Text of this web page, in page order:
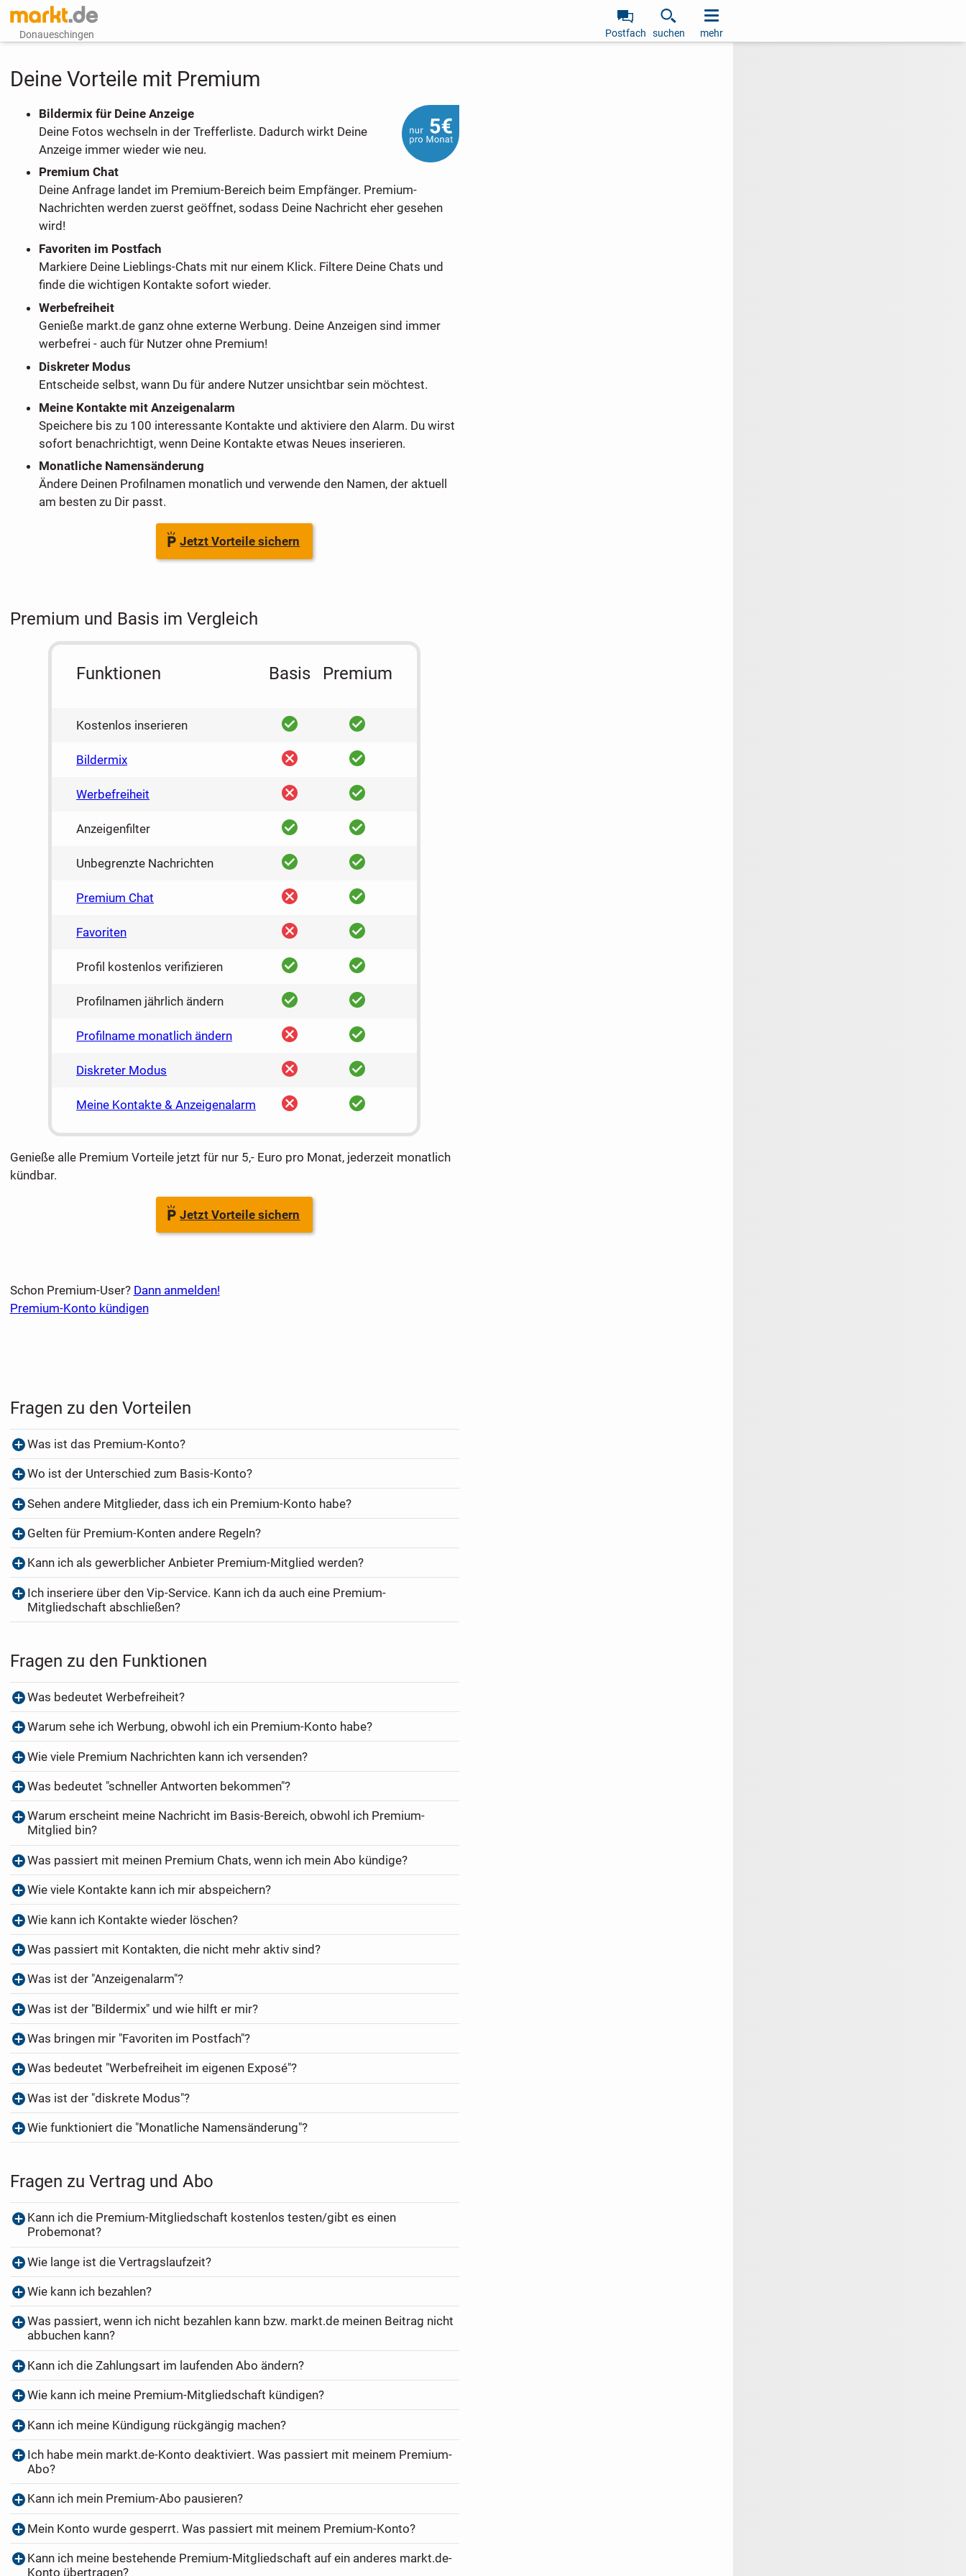
Donaueschingen Postfach suchen mehr
Deine Vorteile mit Premium
Bildermix für Deine Anzeige
Deine Fotos wechseln in der Trefferliste. Dadurch wirkt Deine
Anzeige immer wieder wie neu.
Premium Chat
Deine Anfrage landet im Premium-Bereich beim Empfänger. Premium-
Nachrichten werden zuerst geöffnet, sodass Deine Nachricht eher gesehen
wird!
Favoriten im Postfach
Markiere Deine Lieblings-Chats mit nur einem Klick. Filtere Deine Chats und
finde die wichtigen Kontakte sofort wieder.
Werbefreiheit
Genieße markt.de ganz ohne externe Werbung. Deine Anzeigen sind immer
werbefrei - auch für Nutzer ohne Premium!
Diskreter Modus
Entscheide selbst, wann Du für andere Nutzer unsichtbar sein möchtest.
Meine Kontakte mit Anzeigenalarm
Speichere bis zu 100 interessante Kontakte und aktiviere den Alarm. Du wirst
sofort benachrichtigt, wenn Deine Kontakte etwas Neues inserieren.
Monatliche Namensänderung
Ändere Deinen Profilnamen monatlich und verwende den Namen, der aktuell
am besten zu Dir passt.
Jetzt Vorteile sichern
Premium und Basis im Vergleich
Funktionen Basis Premium
Kostenlos inserieren ja ja
Bildermix nein ja
Werbefreiheit nein ja
Anzeigenfilter ja ja
Unbegrenzte Nachrichten ja ja
Premium Chat nein ja
Favoriten nein ja
Profil kostenlos verifizieren ja ja
Profilnamen jährlich ändern ja ja
Profilname monatlich ändern nein ja
Diskreter Modus nein ja
Meine Kontakte & Anzeigenalarm nein ja
Genieße alle Premium Vorteile jetzt für nur 5,- Euro pro Monat, jederzeit monatlich
kündbar.
Jetzt Vorteile sichern
Schon Premium-User? Dann anmelden!
Premium-Konto kündigen
Fragen zu den Vorteilen
Was ist das Premium-Konto?
Wo ist der Unterschied zum Basis-Konto?
Sehen andere Mitglieder, dass ich ein Premium-Konto habe?
Gelten für Premium-Konten andere Regeln?
Kann ich als gewerblicher Anbieter Premium-Mitglied werden?
Ich inseriere über den Vip-Service. Kann ich da auch eine Premium-
Mitgliedschaft abschließen?
Fragen zu den Funktionen
Was bedeutet Werbefreiheit?
Warum sehe ich Werbung, obwohl ich ein Premium-Konto habe?
Wie viele Premium Nachrichten kann ich versenden?
Was bedeutet "schneller Antworten bekommen"?
Warum erscheint meine Nachricht im Basis-Bereich, obwohl ich Premium-
Mitglied bin?
Was passiert mit meinen Premium Chats, wenn ich mein Abo kündige?
Wie viele Kontakte kann ich mir abspeichern?
Wie kann ich Kontakte wieder löschen?
Was passiert mit Kontakten, die nicht mehr aktiv sind?
Was ist der "Anzeigenalarm"?
Was ist der "Bildermix" und wie hilft er mir?
Was bringen mir "Favoriten im Postfach"?
Was bedeutet "Werbefreiheit im eigenen Exposé"?
Was ist der "diskrete Modus"?
Wie funktioniert die "Monatliche Namensänderung"?
Fragen zu Vertrag und Abo
Kann ich die Premium-Mitgliedschaft kostenlos testen/gibt es einen
Probemonat?
Wie lange ist die Vertragslaufzeit?
Wie kann ich bezahlen?
Was passiert, wenn ich nicht bezahlen kann bzw. markt.de meinen Beitrag nicht
abbuchen kann?
Kann ich die Zahlungsart im laufenden Abo ändern?
Wie kann ich meine Premium-Mitgliedschaft kündigen?
Kann ich meine Kündigung rückgängig machen?
Ich habe mein markt.de-Konto deaktiviert. Was passiert mit meinem Premium-
Abo?
Kann ich mein Premium-Abo pausieren?
Mein Konto wurde gesperrt. Was passiert mit meinem Premium-Konto?
Kann ich meine bestehende Premium-Mitgliedschaft auf ein anderes markt.de-
Konto übertragen?